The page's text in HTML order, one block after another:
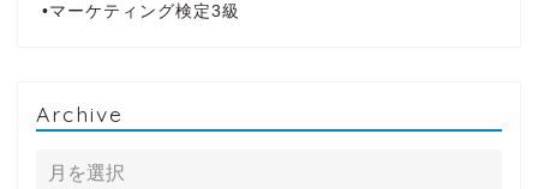
•マーケティング検定3級
Archive